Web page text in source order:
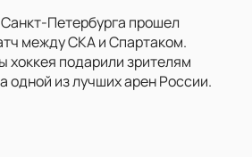
Петербурга прошел
между СКА и Спартаком.
хоккея подарили зрителям
одной из лучших арен России.